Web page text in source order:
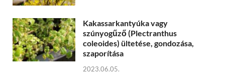
Kakassarkantyúka vagy
szúnyogűző (Plectranthus
coleoides) ültetése, gondozása,
szaporítása
2023.06.05.